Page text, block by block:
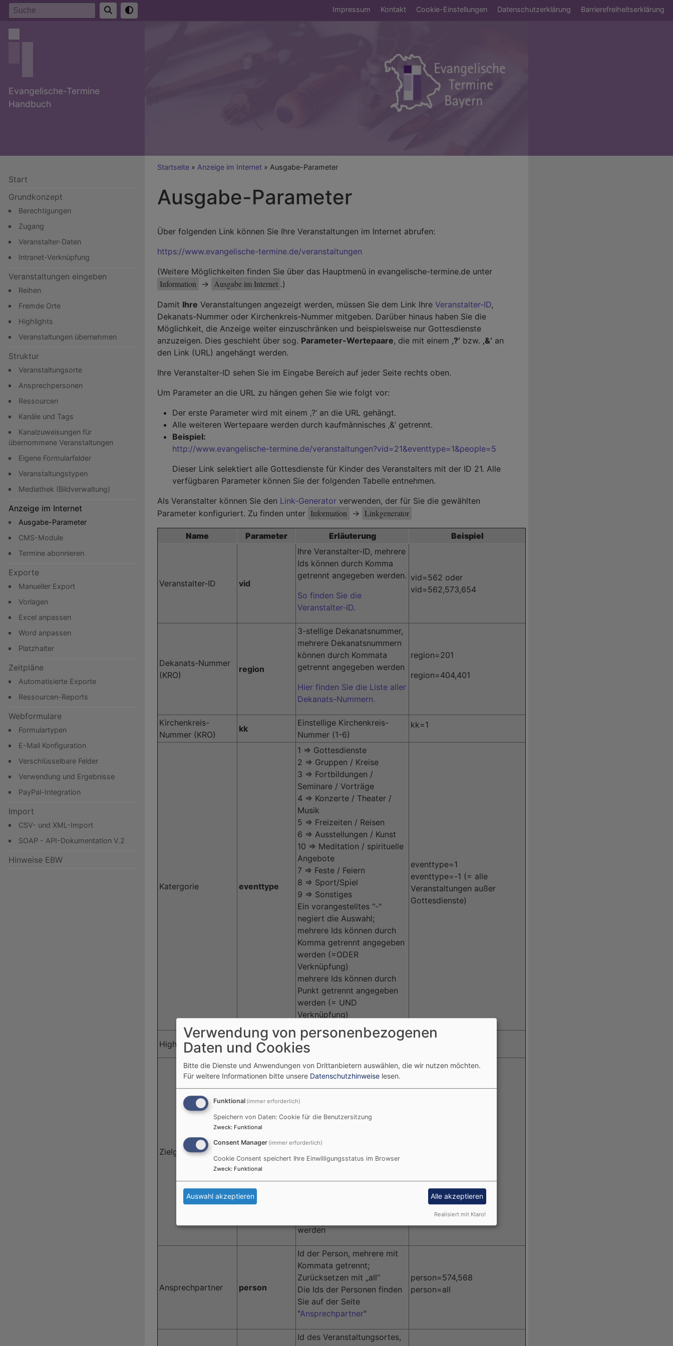
Direkt
zum
Inhalt
Fußbereichsmenü
Impressum Kontakt Cookie-Einstellungen Datenschutzerklärung Barrierefreiheitserklärung
Evangelische-Termine
Handbuch
Hauptnavigation
Start
Grundkonzept
Berechtigungen
Zugang
Veranstalter-Daten
Intranet-Verknüpfung
Veranstaltungen eingeben
Reihen
Fremde Orte
Highlights
Veranstaltungen übernehmen
Struktur
Veranstaltungsorte
Ansprechpersonen
Ressourcen
Kanäle und Tags
Kanalzuweisungen für
übernommene Veranstaltungen
Eigene Formularfelder
Veranstaltungstypen
Mediathek (Bildverwaltung)
Anzeige im Internet
Ausgabe-Parameter
CMS-Module
Termine abonnieren
Exporte
Manueller Export
Vorlagen
Excel anpassen
Word anpassen
Platzhalter
Zeitpläne
Automatisierte Exporte
Ressourcen-Reports
Webformulare
Formulartypen
E-Mail Konfiguration
Verschlüsselbare Felder
Verwendung und Ergebnisse
PayPal-Integration
Import
CSV- und XML-Import
SOAP - API-Dokumentation V.2
Hinweise EBW
Breadcrumb
Startseite Anzeige im Internet Ausgabe-Parameter
Ausgabe-Parameter
Über folgenden Link können Sie Ihre Veranstaltungen im Internet abrufen:
https://www.evangelische-termine.de/veranstaltungen
(Weitere Möglichkeiten finden Sie über das Hauptmenü in evangelische-termine.de unter
Information -> Ausgabe im Internet .)
Damit Ihre Veranstaltungen angezeigt werden, müssen Sie dem Link IhreVeranstalter-ID,
Dekanats-Nummer oder Kirchenkreis-Nummer mitgeben. Darüber hinaus haben Sie die
Möglichkeit, die Anzeige weiter einzuschränken und beispielsweise nur Gottesdienste
anzuzeigen. Dies geschieht über sog. Parameter-Wertepaare, die mit einem ‚?’ bzw. ‚&’ an
den Link (URL) angehängt werden.
Ihre Veranstalter-ID sehen Sie im Eingabe Bereich auf jeder Seite rechts oben.
Um Parameter an die URL zu hängen gehen Sie wie folgt vor:
Der erste Parameter wird mit einem ‚?’ an die URL gehängt.
Alle weiteren Wertepaare werden durch kaufmännisches ‚&’ getrennt.
Beispiel:
http://www.evangelische-termine.de/veranstaltungen?vid=21&eventtype=1&people=5
Dieser Link selektiert alle Gottesdienste für Kinder des Veranstalters mit der ID 21. Alle
verfügbaren Parameter können Sie der folgenden Tabelle entnehmen.
Als Veranstalter können Sie den Link-Generator verwenden, der für Sie die gewählten
Parameter konfiguriert. Zu finden unter Information -> Linkgenerator
Name Parameter Erläuterung Beispiel
Veranstalter-ID vid
Ihre Veranstalter-ID, mehrere
Ids können durch Komma
getrennt angegeben werden.
So finden Sie die
Veranstalter-ID.
vid=562 oder
vid=562,573,654
Dekanats-Nummer
(KRO)
region
3-stellige Dekanatsnummer,
mehrere Dekanatsnummern
können durch Kommata
getrennt angegeben werden
Hier finden Sie die Liste aller
Dekanats-Nummern.
region=201
region=404,401
Kirchenkreis-
Nummer (KRO)
kk
Einstellige Kirchenkreis-
Nummer (1-6)
kk=1
Katergorie eventtype
1 => Gottesdienste
2 => Gruppen / Kreise
3 => Fortbildungen /
Seminare / Vorträge
4 => Konzerte / Theater /
Musik
5 => Freizeiten / Reisen
6 => Ausstellungen / Kunst
10 => Meditation / spirituelle
Angebote
7 => Feste / Feiern
8 => Sport/Spiel
9 => Sonstiges
Ein vorangestelltes "-"
negiert die Auswahl;
mehrere Ids können durch
Komma getrennt angegeben
werden (=ODER
Verknüpfung)
mehrere Ids können durch
Punkt getrennt angegeben
werden (= UND
Verknüpfung)
eventtype=1
eventtype=-1 (= alle
Veranstaltungen außer
Gottesdienste)
Highlight highlight high / all
highlight=all oder
Zielgruppe
0 => Alle
5 => Kinder
40 => Konfirmanden
10 => Jugendliche
15 => Junge Erwachsene
25 => Erwachsene
werden
Ansprechpartner person
Id der Person, mehrere mit
Kommata getrennt;
Zurücksetzen mit „all“
Die Ids der Personen finden
Sie auf der Seite
"Ansprechpartner"
person=574,568
person=all
Id des Veranstaltungsortes,
Verwendung von personenbezogenen
Daten und Cookies
Bitte die Dienste und Anwendungen von Drittanbietern auswählen, die wir nutzen möchten.
Für weitere Informationen bitte unsere Datenschutzhinweise lesen.
Funktional (immer erforderlich)
Speichern von Daten: Cookie für die Benutzersitzung
Zweck: Funktional
Consent Manager (immer erforderlich)
Cookie Consent speichert Ihre Einwilligungsstatus im Browser
Zweck: Funktional
Auswahl akzeptieren Alle akzeptieren
Realisiert mit Klaro!